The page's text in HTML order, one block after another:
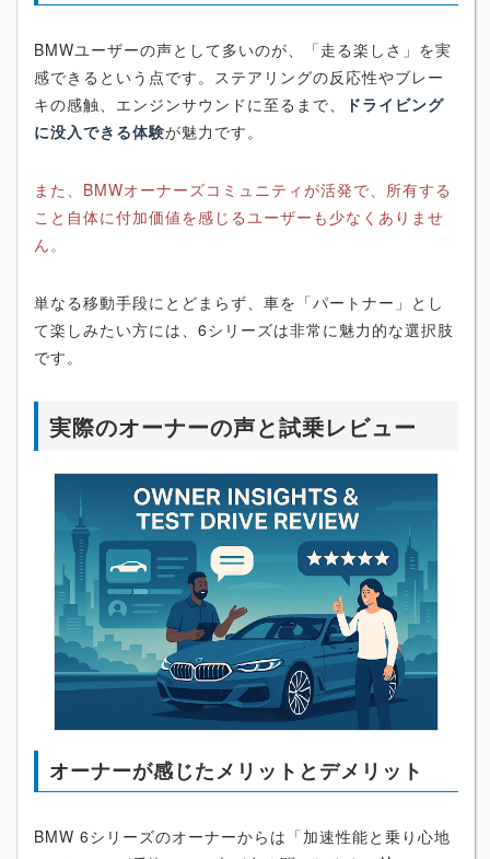
BMWユーザーの声として多いのが、「走る楽しさ」を実
感できるという点です。ステアリングの反応性やブレー
キの感触、エンジンサウンドに至るまで、
ドライビング
に没入できる体験が魅力です。
また、BMWオーナーズコミュニティが活発で、所有する
こと自体に付加価値を感じるユーザーも少なくありませ
ん。
単なる移動手段にとどまらず、車を「パートナー」とし
て楽しみたい方には、6シリーズは非常に魅力的な選択肢
です。
実際のオーナーの声と試乗レビュー
オーナーが感じたメリットとデメリット
BMW 6シリーズのオーナーからは「加速性能と乗り心地